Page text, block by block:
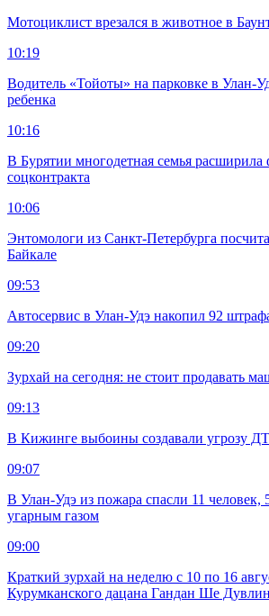
Мотоциклист врезался в животное в
10:19
Водитель «Тойоты» на парковке в Улан-
ребенка
10:16
В Бурятии многодетная семья расширила
соцконтракта
10:06
Энтомологи из Санкт-Петербурга
Байкале
09:53
Автосервис в Улан-Удэ накопил 92
09:20
Зурхай на сегодня: не стоит продавать
09:13
В Кижинге выбоины создавали угрозу
09:07
В Улан-Удэ из пожара спасли 11 человек,
угарным газом
09:00
Краткий зурхай на неделю с 10 по 16
Курумканского дацана Гандан Ше Дувлин